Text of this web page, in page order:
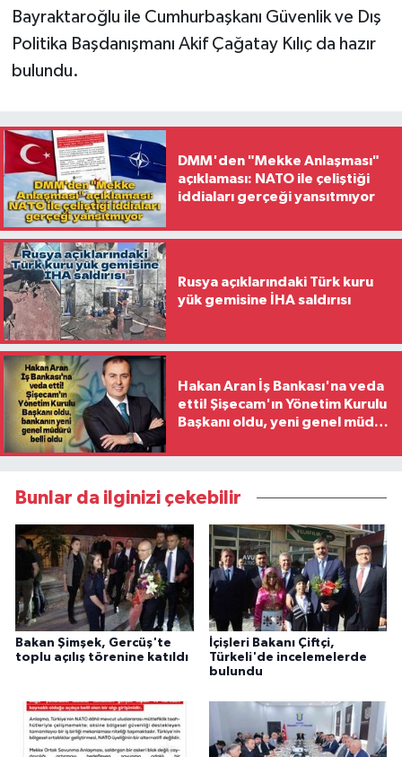
Bayraktaroğlu ile Cumhurbaşkanı Güvenlik ve Dış
Politika Başdanışmanı Akif Çağatay Kılıç da hazır
bulundu.
DMM'den "Mekke Anlaşması"
açıklaması: NATO ile çeliştiği
iddiaları gerçeği yansıtmıyor
Rusya açıklarındaki Türk kuru
yük gemisine İHA saldırısı
Hakan Aran İş Bankası'na veda
etti! Şişecam'ın Yönetim Kurulu
Başkanı oldu, yeni genel müdür
Bunlar da ilginizi çekebilir
Bakan Şimşek, Gercüş'te
toplu açılış törenine katıldı
İçişleri Bakanı Çiftçi,
Türkeli'de incelemelerde
bulundu